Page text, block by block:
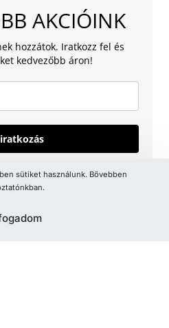
AKCIÓINK
hozzátok. Iratkozz fel és
kedvezőbb áron!
sütiket használunk. Bővebben